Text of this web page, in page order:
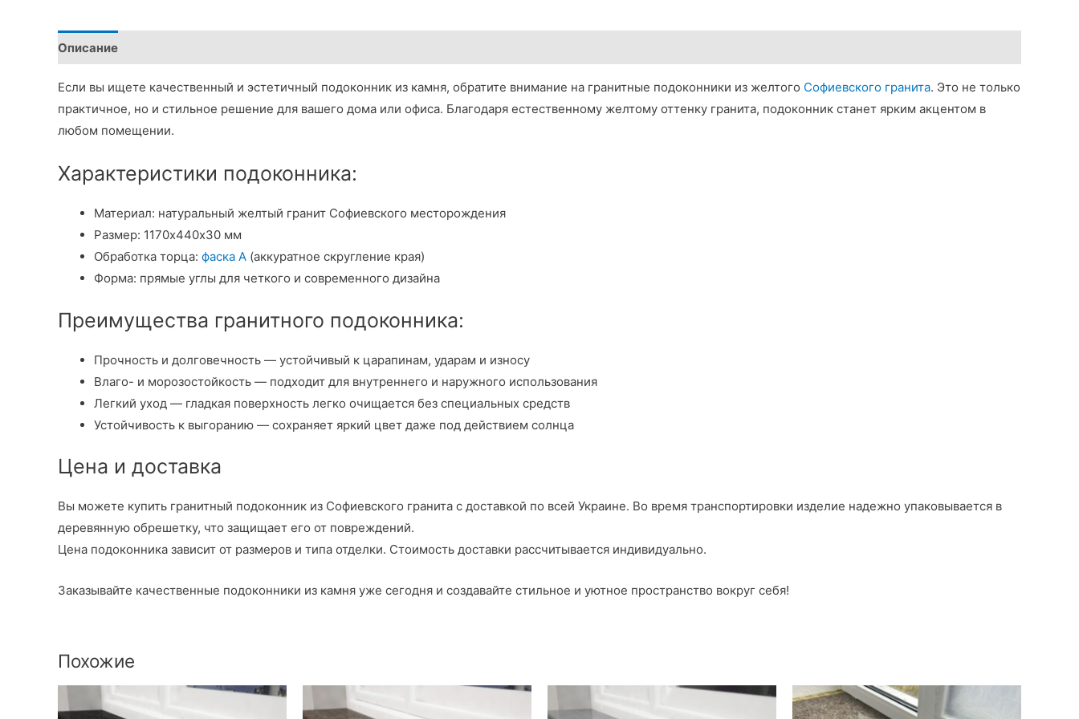
Описание
Если вы ищете качественный и эстетичный подоконник из камня, обратите внимание на гранитные подоконники из желтого Софиевского гранита. Это не только
практичное, но и стильное решение для вашего дома или офиса. Благодаря естественному желтому оттенку гранита, подоконник станет ярким акцентом в
любом помещении.
Характеристики подоконника:
Материал: натуральный желтый гранит Софиевского месторождения
Размер: 1170х440х30 мм
Обработка торца: фаска А (аккуратное скругление края)
Форма: прямые углы для четкого и современного дизайна
Преимущества гранитного подоконника:
Прочность и долговечность — устойчивый к царапинам, ударам и износу
Влаго- и морозостойкость — подходит для внутреннего и наружного использования
Легкий уход — гладкая поверхность легко очищается без специальных средств
Устойчивость к выгоранию — сохраняет яркий цвет даже под действием солнца
Цена и доставка
Вы можете купить гранитный подоконник из Софиевского гранита с доставкой по всей Украине. Во время транспортировки изделие надежно упаковывается в
деревянную обрешетку, что защищает его от повреждений.
Цена подоконника зависит от размеров и типа отделки. Стоимость доставки рассчитывается индивидуально.
Заказывайте качественные подоконники из камня уже сегодня и создавайте стильное и уютное пространство вокруг себя!
Похожие